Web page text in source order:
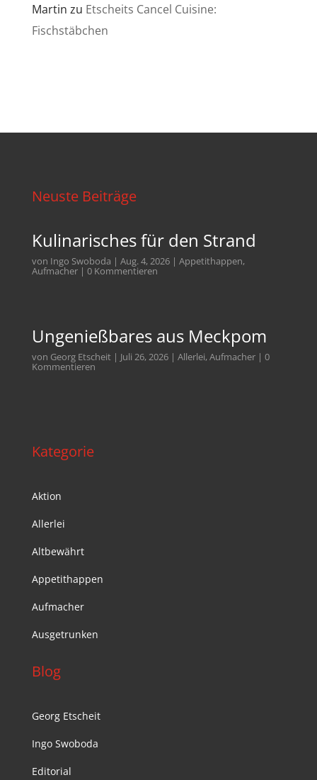
Martin zu Etscheits Cancel Cuisine:
Fischstäbchen
Neuste Beiträge
Kulinarisches für den Strand
von Ingo Swoboda | Aug. 4, 2026| Appetithappen,
Aufmacher| 0 Kommentieren
Ungenießbares aus Meckpom
von Georg Etscheit| Juli 26, 2026| Allerlei,Aufmacher| 0
Kommentieren
Kategorie
Aktion
Allerlei
Altbewährt
Appetithappen
Aufmacher
Ausgetrunken
Blog
Georg Etscheit
Ingo Swoboda
Editorial